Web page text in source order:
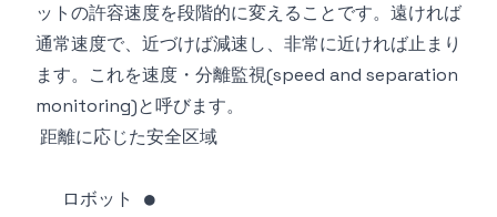
ットの許容速度を段階的に変えることです。遠ければ
通常速度で、近づけば減速し、非常に近ければ止まり
ます。これを速度・分離監視(speed and separation
monitoring)と呼びます。